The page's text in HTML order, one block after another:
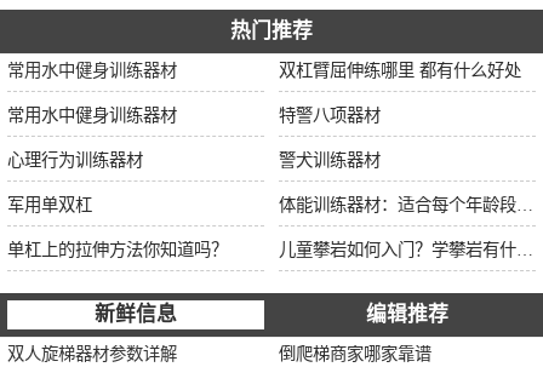
热门推荐
常用水中健身训练器材 双杠臂屈伸练哪里 都有什么好处
常用水中健身训练器材 特警八项器材
心理行为训练器材 警犬训练器材
军用单双杠
单杠上的拉伸方法你知道吗？
新鲜信息 编辑推荐
双人旋梯器材参数详解 倒爬梯商家哪家靠谱